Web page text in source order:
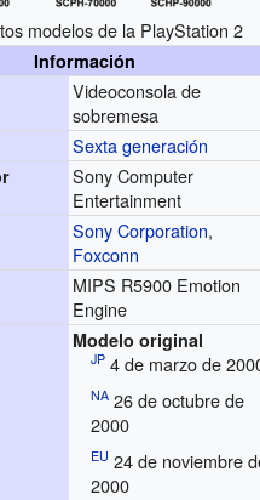
modelos de la PlayStation 2
Información
Videoconsola de
sobremesa
Sexta generación
Sony Computer
Entertainment
Sony Corporation,
Foxconn
MIPS R5900 Emotion
Engine
Modelo original
JP4 de marzo de
NA26 de octubre de
2000
EU 24 de noviembre
2000